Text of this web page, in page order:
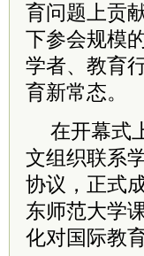
育问题上贡
下参会规模
学者、教育
育新常态。
在开幕式
文组织联系
协议，正式
东师范大学
化对国际教